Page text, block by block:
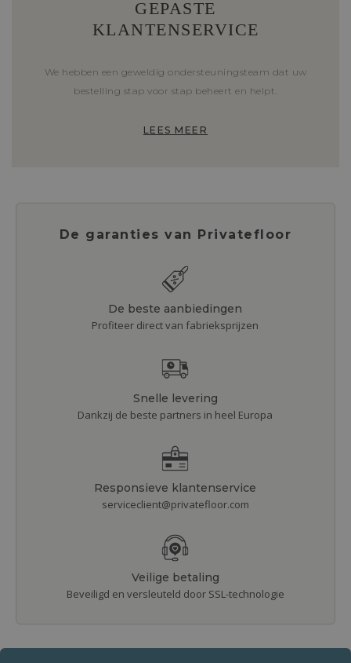
GEPASTE
KLANTENSERVICE
We hebben een geweldig ondersteuningsteam dat uw
bestelling stap voor stap beheert en helpt.
LEES MEER
De garanties van Privatefloor
De beste aanbiedingen
Profiteer direct van fabrieksprijzen
Snelle levering
Dankzij de beste partners in heel Europa
Responsieve klantenservice
serviceclient@privatefloor.com
Veilige betaling
Beveiligd en versleuteld door SSL-technologie